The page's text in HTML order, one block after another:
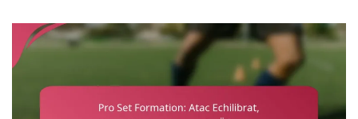
Rolurile
Jucătorilor